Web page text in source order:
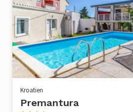
Kroatien
Premantura